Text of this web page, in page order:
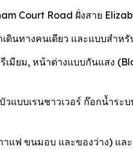
Court Road ฝั่งสาย
ทางคนเดียว และแบบสำห
ม, หน้าต่างแบบกันแสง
บบเรนชาวเวอร์ ก๊อกน้ำร
ขนมอบ และของว่าง) และ